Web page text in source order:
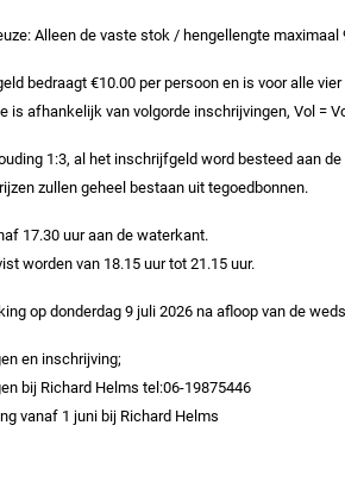
Alleen de vaste stok / hengellengte maximaal
bedraagt €10.00 per persoon en is voor alle vier
is afhankelijk van volgorde inschrijvingen, Vol =
1:3, al het inschrijfgeld word besteed aan de
zullen geheel bestaan uit tegoedbonnen.
17.30 uur aan de waterkant.
worden van 18.15 uur tot 21.15 uur.
op donderdag 9 juli 2026 na afloop van de
en inschrijving;
bij Richard Helms tel:06-19875446
vanaf 1 juni bij Richard Helms